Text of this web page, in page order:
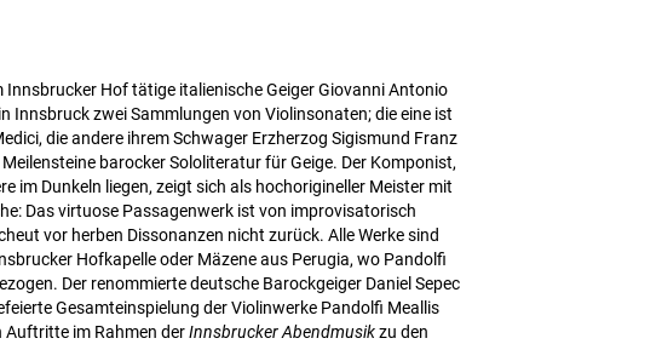
Hof tätige italienische Geiger Giovanni Antonio
Innsbruck zwei Sammlungen von Violinsonaten; die eine ist
die andere ihrem Schwager Erzherzog Sigismund Franz
barocker Sololiteratur für Geige. Der Komponist,
im Dunkeln liegen, zeigt sich als hochorigineller Meister mit
Das virtuose Passagenwerk ist von improvisatorisch
vor herben Dissonanzen nicht zurück. Alle Werke sind
Hofkapelle oder Mäzene aus Perugia, wo Pandolfi
Der renommierte deutsche Barockgeiger Daniel Sepec
Gesamteinspielung der Violinwerke Pandolfi Meallis
Auftritte im Rahmen derInnsbrucker Abendmusikzu den